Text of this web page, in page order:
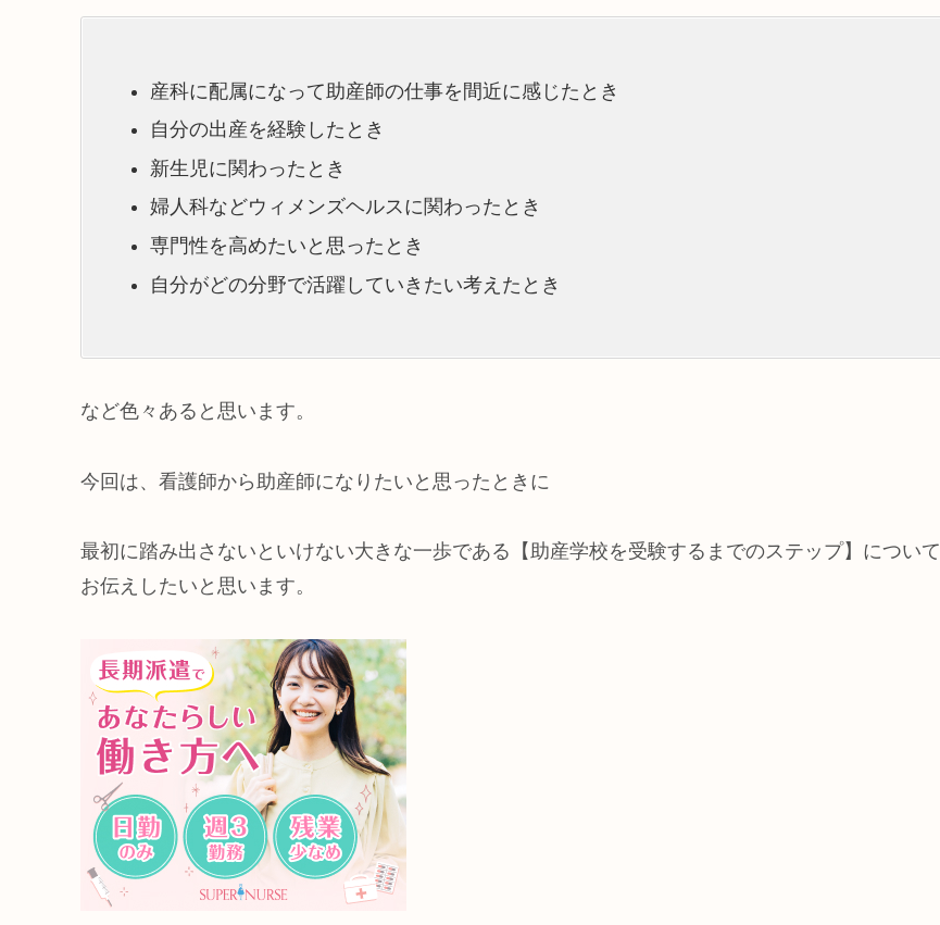
産科に配属になって助産師の仕事を間近に感じたとき
自分の出産を経験したとき
新生児に関わったとき
婦人科などウィメンズヘルスに関わったとき
専門性を高めたいと思ったとき
自分がどの分野で活躍していきたい考えたとき
など色々あると思います。
今回は、看護師から助産師になりたいと思ったときに
最初に踏み出さないといけない大きな一歩である【助産学校を受験するまでのステップ】について
お伝えしたいと思います。